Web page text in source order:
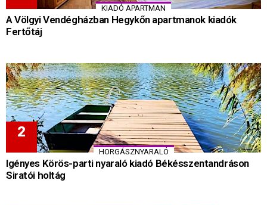
KIADÓ APARTMAN
A Völgyi Vendégházban Hegykőn apartmanok kiadók
Fertőtáj
HORGÁSZNYARALÓ
Igényes Körös-parti nyaraló kiadó Békésszentandráson
Siratói holtág